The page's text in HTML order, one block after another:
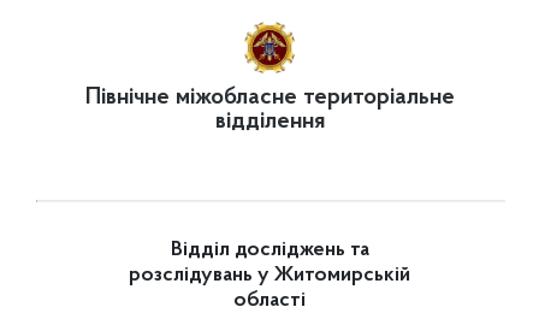
Північне міжобласне територіальне
відділення
Відділ досліджень та
розслідувань у Житомирській
області